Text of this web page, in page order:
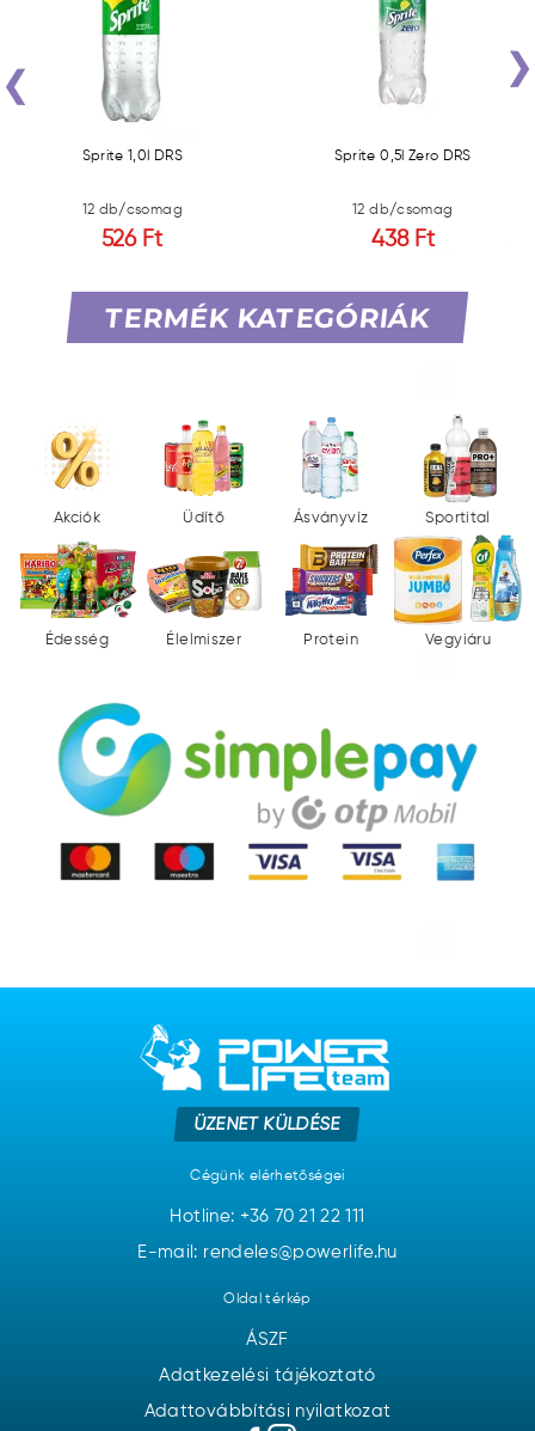
Sprite 1,0l DRS
12 db/csomag
526 Ft
Sprite 0,5l Zero DRS
12 db/csomag
438 Ft
‹ ›
TERMÉK KATEGÓRIÁK
Akciók Üdítő Ásványvíz Sportital
Édesség Élelmiszer Protein Vegyiáru
ÜZENET KÜLDÉSE
Cégünk elérhetőségei
Hotline: +36 70 21 22 111
E-mail: rendeles@powerlife.hu
Oldal térkép
ÁSZF
Adatkezelési tájékoztató
Adattovábbítási nyilatkozat